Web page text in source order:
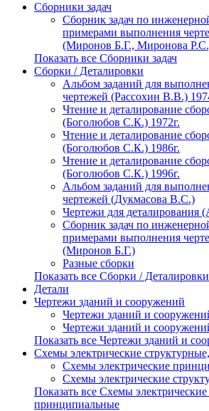
Сборники задач
Сборник задач по
примерами выполнения
(Миронов Б.Г., Миронова
Показать все Сборники задач
Сборки / Деталировки
Альбом заданий для
чертежей (Рассохин В.В.)
Чтение и деталирование
(Боголюбов С.К.) 1972г.
Чтение и деталирование
(Боголюбов С.К.) 1986г.
Чтение и деталирование
(Боголюбов С.К.) 1996г.
Альбом заданий для
чертежей (Дукмасова В.С.)
Чертежи для деталирования
Сборник задач по
примерами выполнения
(Миронов Б.Г.)
Разные сборки
Показать все Сборки / Деталировки
Детали
Чертежи зданий и сооружений
Чертежи зданий и
Чертежи зданий и
Показать все Чертежи зданий и
Схемы электрические
Схемы электрические
Схемы электрические
Показать все Схемы
принципиальные